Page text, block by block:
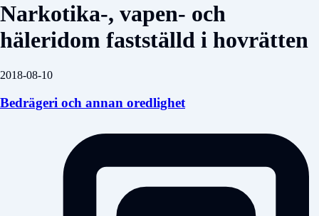
Narkotika-, vapen- och
häleridom fastställd i hovrätten
2018-08-10
Bedrägeri och annan oredlighet